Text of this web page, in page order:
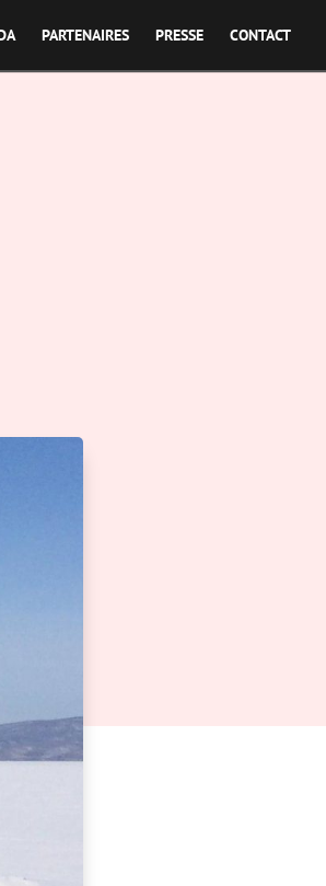
PARTENAIRES PRESSE CONTACT